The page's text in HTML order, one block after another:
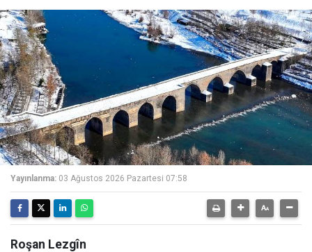
Yayınlanma: 03 Ağustos 2026 Pazartesi 07:58
Roşan Lezgîn